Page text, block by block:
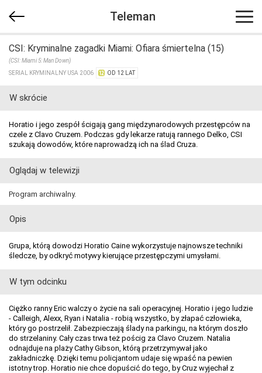
Teleman
CSI: Kryminalne zagadki Miami: Ofiara śmiertelna (15)
(CSI: Miami 5: Man Down)
SERIAL KRYMINALNY USA 2006
OD 12 LAT
W skrócie
Horatio i jego zespół ścigają gang międzynarodowych przestępców na
czele z Clavo Cruzem. Podczas gdy lekarze ratują rannego Delko, CSI
szukają dowodów, które naprowadzą ich na ślad Cruza.
Oglądaj w telewizji
Program archiwalny.
Opis
Grupa, którą dowodzi Horatio Caine wykorzystuje najnowsze techniki
śledcze, by odkryć motywy kierujące przestępczymi umysłami.
W tym odcinku
Ciężko ranny Eric walczy o życie na sali operacyjnej. Horatio i jego ludzie
- Calleigh, Alexx, Ryan i Natalia - robią wszystko, by złapać człowieka,
który go postrzelił. Zabezpieczają ślady na parkingu, na którym doszło
do strzelaniny. Cały czas trwa też pościg za Clavo Cruzem. Natalia
odnajduje na plaży Cathy Gibson, którą przetrzymywał jako
zakładniczkę. Dzięki temu policjantom udaje się wpaść na pewien
istotny trop. Horatio nie chce dopuścić do tego, by Cruz wyjechał z